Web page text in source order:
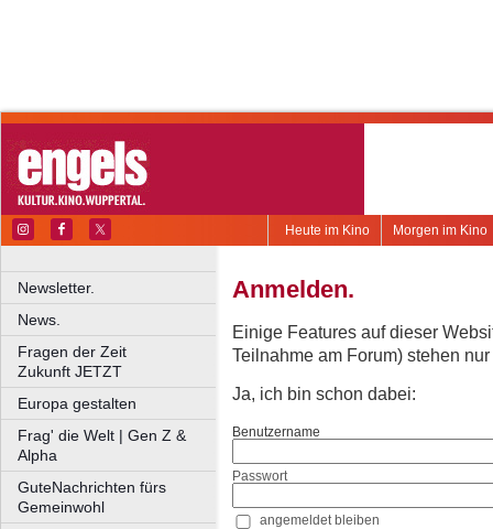
Morgen im Kino
Heute im Kino
Newsletter.
News.
Fragen der Zeit
Zukunft JETZT
Europa gestalten
Frag' die Welt | Gen Z &
Alpha
GuteNachrichten fürs
Gemeinwohl
Anmelden.
Einige Features auf dieser
Teilnahme am Forum) stehen
Ja, ich bin schon dabei:
Benutzername
Passwort
angemeldet bleiben